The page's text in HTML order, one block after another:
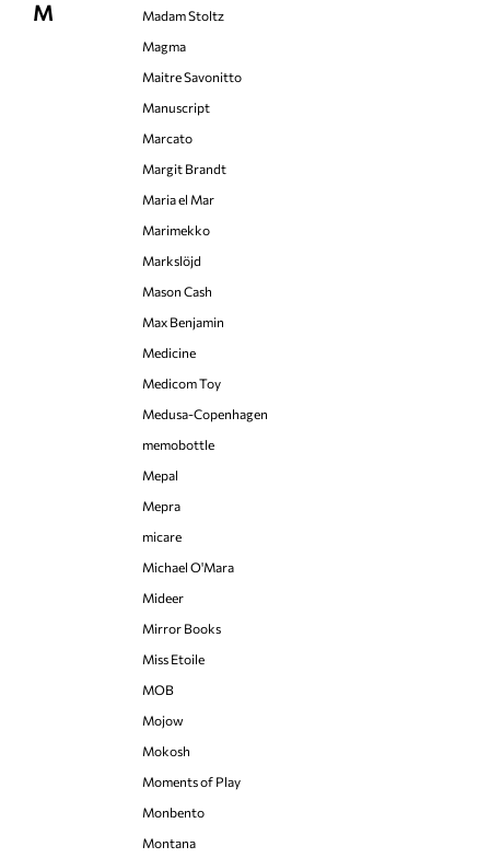
M
Madam Stoltz
Magma
Maitre Savonitto
Manuscript
Marcato
Margit Brandt
Maria el Mar
Marimekko
Markslöjd
Mason Cash
Max Benjamin
Medicine
Medicom Toy
Medusa-Copenhagen
memobottle
Mepal
Mepra
micare
Michael O'Mara
Mideer
Mirror Books
Miss Etoile
MOB
Mojow
Mokosh
Moments of Play
Monbento
Montana